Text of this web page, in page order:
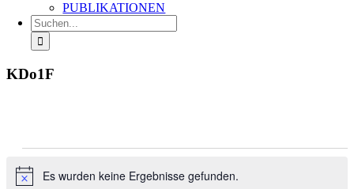
PUBLIKATIONEN
Suche
nach:
KDo1F
HinweisEs wurden keine Ergebnisse gefunden.